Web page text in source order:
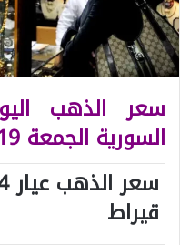
سعر الذهب
السورية الجمعة 1/3/2019
سعر
قيراط